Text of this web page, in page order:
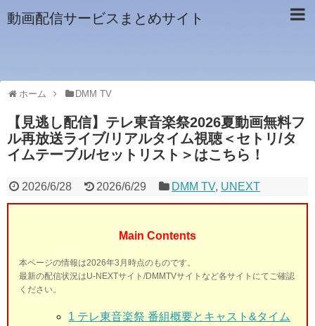
動画配信サービスまとめサイト
ホーム DMM TV
【見逃し配信】テレ東音楽祭2026夏動画無料フ
ル再放送ライブ/リアルタイム視聴＜セトリ/タ
イムテーブル/セットリスト＞はこちら！
2026/6/28 2026/6/29 DMM TV, UNEXT
Main Contents
本ページの情報は2026年3月時点のものです。
最新の配信状況はU-NEXTサイト/DMMTVサイトなど各サイトにてご確認
ください。
1 テレ東音楽祭 番組概要とキャスト&タイム